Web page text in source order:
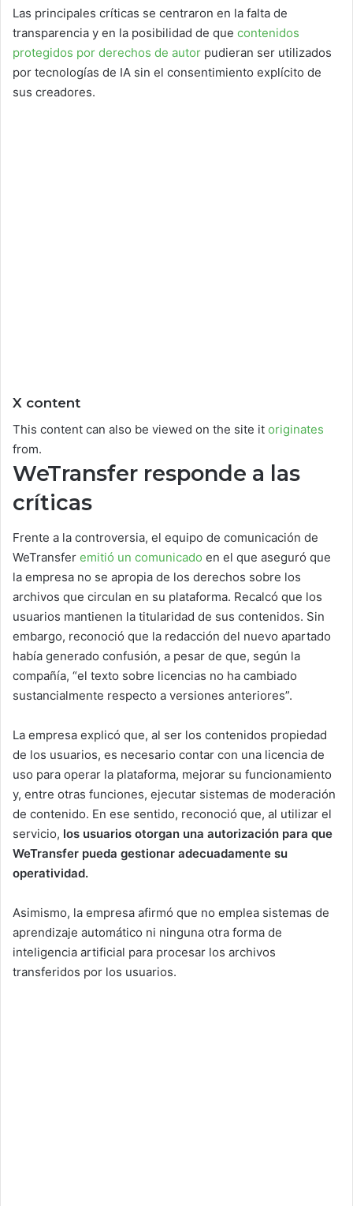
Las principales críticas se centraron en la falta de
transparencia y en la posibilidad de que contenidos
protegidos por derechos de autor pudieran ser utilizados
por tecnologías de IA sin el consentimiento explícito de
sus creadores.
X content
This content can also be viewed on the site it originates
from.
WeTransfer responde a las
críticas
Frente a la controversia, el equipo de comunicación de
WeTransfer emitió un comunicado en el que aseguró que
la empresa no se apropia de los derechos sobre los
archivos que circulan en su plataforma. Recalcó que los
usuarios mantienen la titularidad de sus contenidos. Sin
embargo, reconoció que la redacción del nuevo apartado
había generado confusión, a pesar de que, según la
compañía, “el texto sobre licencias no ha cambiado
sustancialmente respecto a versiones anteriores”.
La empresa explicó que, al ser los contenidos propiedad
de los usuarios, es necesario contar con una licencia de
uso para operar la plataforma, mejorar su funcionamiento
y, entre otras funciones, ejecutar sistemas de moderación
de contenido. En ese sentido, reconoció que, al utilizar el
servicio, los usuarios otorgan una autorización para que
WeTransfer pueda gestionar adecuadamente su
operatividad.
Asimismo, la empresa afirmó que no emplea sistemas de
aprendizaje automático ni ninguna otra forma de
inteligencia artificial para procesar los archivos
transferidos por los usuarios.